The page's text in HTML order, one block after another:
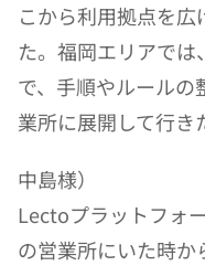
こから利用拠点を
た。福岡エリアで
で、手順やルールの
業所に展開して行き
中島様）
Lectoプラットフォ
の営業所にいた時か